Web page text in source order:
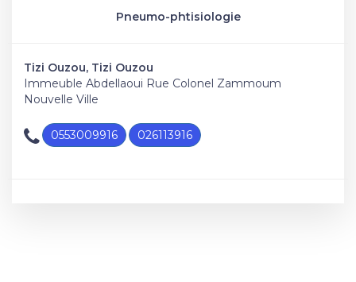
Pneumo-phtisiologie
Tizi Ouzou, Tizi Ouzou
Immeuble Abdellaoui Rue Colonel Zammoum
Nouvelle Ville
0553009916 026113916